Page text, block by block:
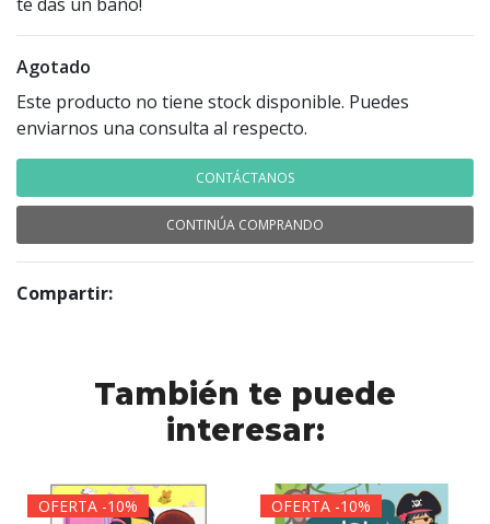
Agotado
Este producto no tiene stock disponible. Puedes
enviarnos una consulta al respecto.
CONTÁCTANOS
CONTINÚA COMPRANDO
Compartir:
También te puede
interesar:
OFERTA -10% OFERTA -10%